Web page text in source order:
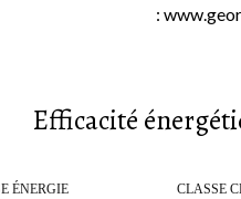
:
Efficacité